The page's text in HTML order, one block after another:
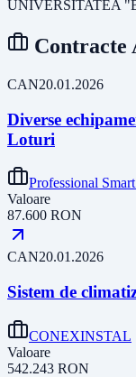
UNIVERSITATEA
Contracte
CAN20.01.2026
Diverse
Loturi
Professional
Valoare
87.600 RON
CAN20.01.2026
Sistem de
CONEXINSTAL
Valoare
542.243 RON